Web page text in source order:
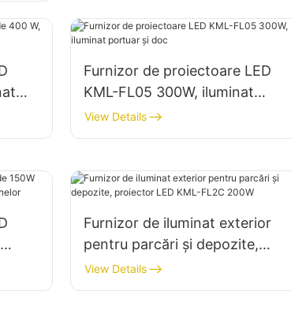
Furnizor de proiectoare LED
KML-FL05 300W, iluminat
portuar și doc
View Details
și
Furnizor de iluminat exterior
pentru parcări și depozite,
proiector LED KML-FL2C 200W
View Details